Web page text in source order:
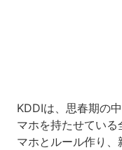
KDDIは、思春期の
マホを持たせてい
マホとルール作り